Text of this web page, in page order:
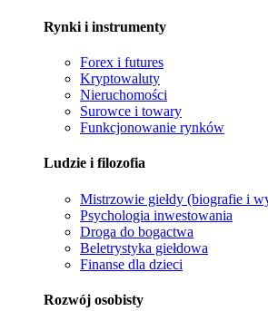
Rynki i instrumenty
Forex i futures
Kryptowaluty
Nieruchomości
Surowce i towary
Funkcjonowanie rynków
Ludzie i filozofia
Mistrzowie giełdy (biografie i
Psychologia inwestowania
Droga do bogactwa
Beletrystyka giełdowa
Finanse dla dzieci
Rozwój osobisty